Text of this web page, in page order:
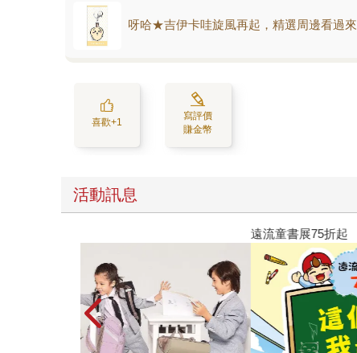
呀哈★吉伊卡哇旋風再起，精選周邊看過來
喜歡+1
寫評價
賺金幣
活動訊息